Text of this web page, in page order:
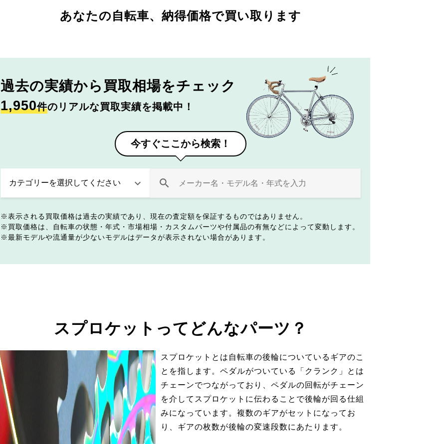
あなたの自転車、 納得価格で買い取ります
過去の実績から 買取相場をチェック
1,950件のリアルな買取実績を掲載中！
今すぐここから検索！
表示される買取価格は過去の実績であり、現在の査定額を保証するものではありません。
買取価格は、自転車の状態・年式・市場相場・カスタムパーツや付属品の有無などによって変動します。
最新モデルや流通量が少ないモデルはデータが表示されない場合があります。
スプロケットってどんなパーツ？
スプロケットとは自転車の後輪についているギアのこ
とを指します。ペダルがついている「クランク」とは
チェーンでつながっており、ペダルの回転がチェーン
を介してスプロケットに伝わることで後輪が回る仕組
みになっています。複数のギアがセットになってお
り、ギアの枚数が後輪の変速段数にあたります。